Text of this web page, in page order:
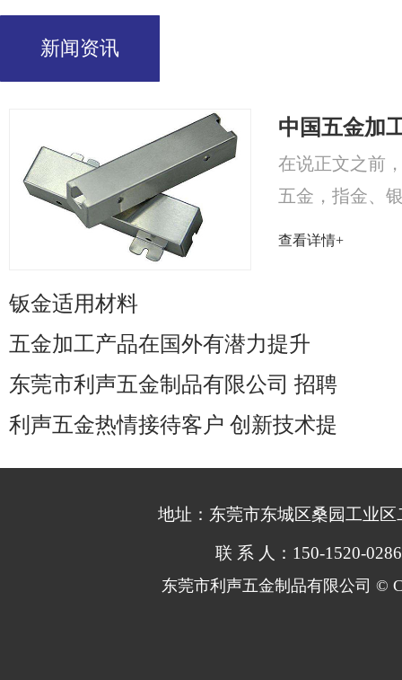
新闻资讯
中国五金加
在说正文之前
五金，指金、
称，五金为工
查看详情+
钣金适用材料
五金加工产品在国外有潜力提升
东莞市利声五金制品有限公司 招聘
利声五金热情接待客户 创新技术提
地址：东莞市东城区桑园工业
联 系 人： 150-1520-
东莞市利声五金制品有限公司 ©